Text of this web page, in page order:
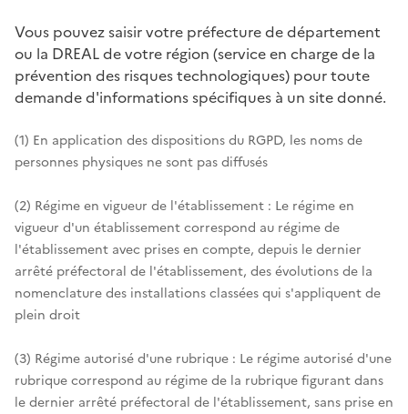
Vous pouvez saisir votre préfecture de département
ou la DREAL de votre région (service en charge de la
prévention des risques technologiques) pour toute
demande d'informations spécifiques à un site donné.
(1) En application des dispositions du RGPD, les noms de
personnes physiques ne sont pas diffusés
(2) Régime en vigueur de l'établissement : Le régime en
vigueur d'un établissement correspond au régime de
l'établissement avec prises en compte, depuis le dernier
arrêté préfectoral de l'établissement, des évolutions de la
nomenclature des installations classées qui s'appliquent de
plein droit
(3) Régime autorisé d'une rubrique : Le régime autorisé d'une
rubrique correspond au régime de la rubrique figurant dans
le dernier arrêté préfectoral de l'établissement, sans prise en